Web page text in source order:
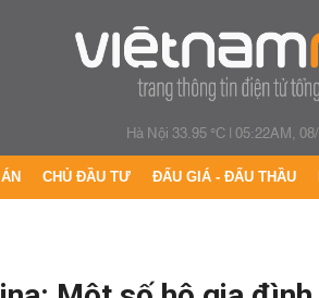
Hà Nội 33.95 °C|05:22AM,
CHỦ ĐẦU TƯ ĐẤU GIÁ - ĐẤU THẦU